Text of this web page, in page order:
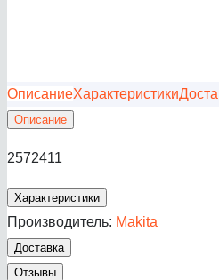
ОписаниеХарактеристики
Описание
2572411
Характеристики
Производитель: Makita
Доставка
Отзывы